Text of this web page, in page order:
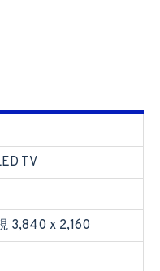
TV
3,840 x 2,160